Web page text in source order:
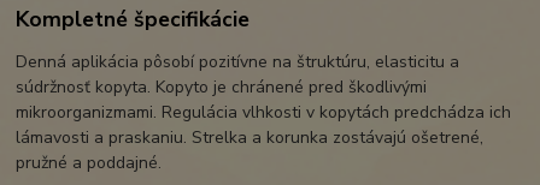
Kompletné špecifikácie
Denná aplikácia pôsobí pozitívne na štruktúru, elasticitu a
súdržnosť kopyta. Kopyto je chránené pred škodlivými
mikroorganizmami. Regulácia vlhkosti v kopytách predchádza ich
lámavosti a praskaniu. Strelka a korunka zostávajú ošetrené,
pružné a poddajné.